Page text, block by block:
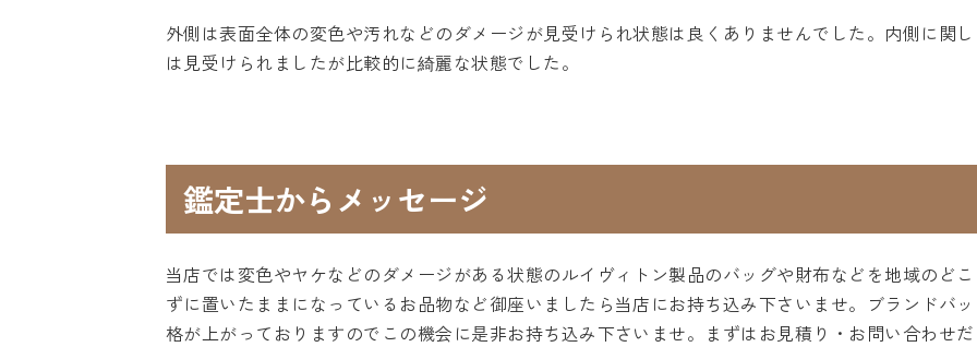
外側は表面全体の変色や汚れなどのダメージが見受けられ状態は良くありませんでした。内側に関
は見受けられましたが比較的に綺麗な状態でした。
鑑定士からメッセージ
当店では変色やヤケなどのダメージがある状態のルイヴィトン製品のバッグや財布などを地域のど
ずに置いたままになっているお品物など御座いましたら当店にお持ち込み下さいませ。ブランドバ
格が上がっておりますのでこの機会に是非お持ち込み下さいませ。まずはお見積り・お問い合わせ